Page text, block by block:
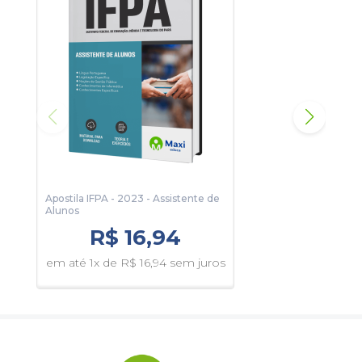
Para conhecer um pouco, clique no botão Sumário e veja
algumas páginas da apostila.
Apostila IFPA - 2023 - Assistente de
Alunos
R$ 16,94
em até 1x de R$ 16,94 sem juros